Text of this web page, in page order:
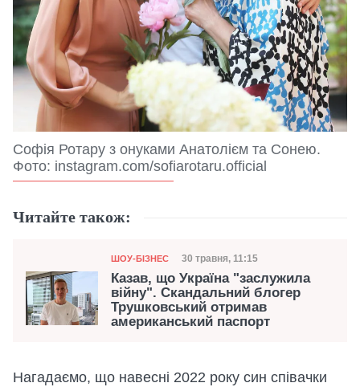
Софія Ротару з онуками Анатолієм та Сонею.
Фото: instagram.com/sofiarotaru.official
Читайте також:
Категорія
ШОУ-БІЗНЕС Дата публікації
30 травня, 11:15
Казав, що Україна "заслужила
війну". Скандальний блогер
Трушковський отримав
американський паспорт
Нагадаємо, що навесні 2022 року син співачки